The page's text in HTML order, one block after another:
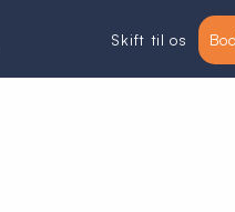
Skift til os